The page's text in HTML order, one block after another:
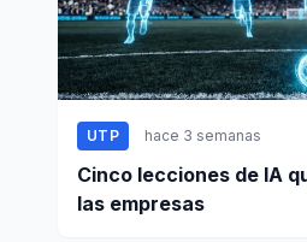
UTP hace 3 semanas
Cinco lecciones de IA
las empresas